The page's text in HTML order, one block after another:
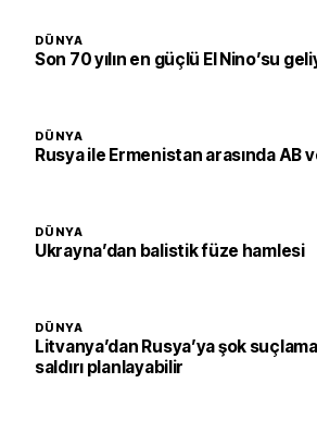
DÜNYA
Son 70 yılın en güçlü El Nino’su
DÜNYA
Rusya ile Ermenistan arasında AB
DÜNYA
Ukrayna’dan balistik füze hamlesi
DÜNYA
Litvanya’dan Rusya’ya şok
saldırı planlayabilir